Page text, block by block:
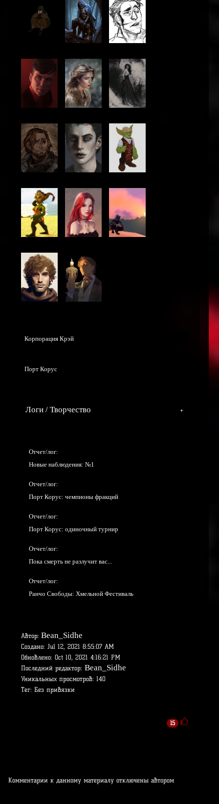
Корпорация Крэй
Порт Корус
Логи / Творчество
Отчет/лог:
Новые наблюдения: №1
Отчет/лог:
Порт Корус: чемпионы фракций
Отчет/лог:
Порт Корус: одиночный турнир
Отчет/лог:
Пока смерть не разлучит вас...
Отчет/лог:
Ранчо Свободы: Хмельной Фестиваль
Автор: Bean_Sidhe
Создано: Jul 12, 2021 8:55:07 AM
Обновлено: Oct 10, 2021 4:16:21 PM
Последний редактор: Bean_Sidhe
Уникальных просмотров: 140
Тег: Без привязки
15
Комментарии к данному материалу отключены автором